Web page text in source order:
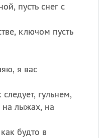
пусть снег с
ключом пусть
я вас
гульнем,
на лыжах, на
будто в